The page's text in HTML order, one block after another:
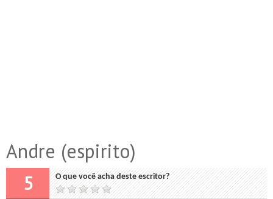
Andre (espirito)
5 O que você acha deste escritor?